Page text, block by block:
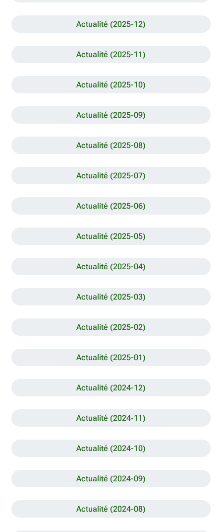
Actualité (2025-12)
Actualité (2025-11)
Actualité (2025-10)
Actualité (2025-09)
Actualité (2025-08)
Actualité (2025-07)
Actualité (2025-06)
Actualité (2025-05)
Actualité (2025-04)
Actualité (2025-03)
Actualité (2025-02)
Actualité (2025-01)
Actualité (2024-12)
Actualité (2024-11)
Actualité (2024-10)
Actualité (2024-09)
Actualité (2024-08)